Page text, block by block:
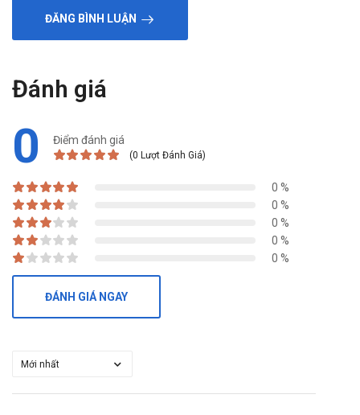
ĐĂNG BÌNH LUẬN
Đánh giá
0 Điểm đánh giá
(0 Lượt Đánh Giá)
0 %
0 %
0 %
0 %
0 %
ĐÁNH GIÁ NGAY